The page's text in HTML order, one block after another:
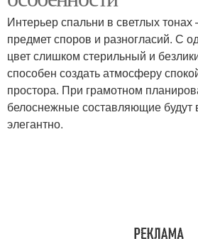
Мебель в
минималистичной
спальне
Спальни в бежевых
Интерьер спальни в светлых тонах
предмет споров и разногласий. С
цвет слишком стерильный и
способен создать атмосферу
простора. При грамотном
белоснежные составляющие будут
элегантно.